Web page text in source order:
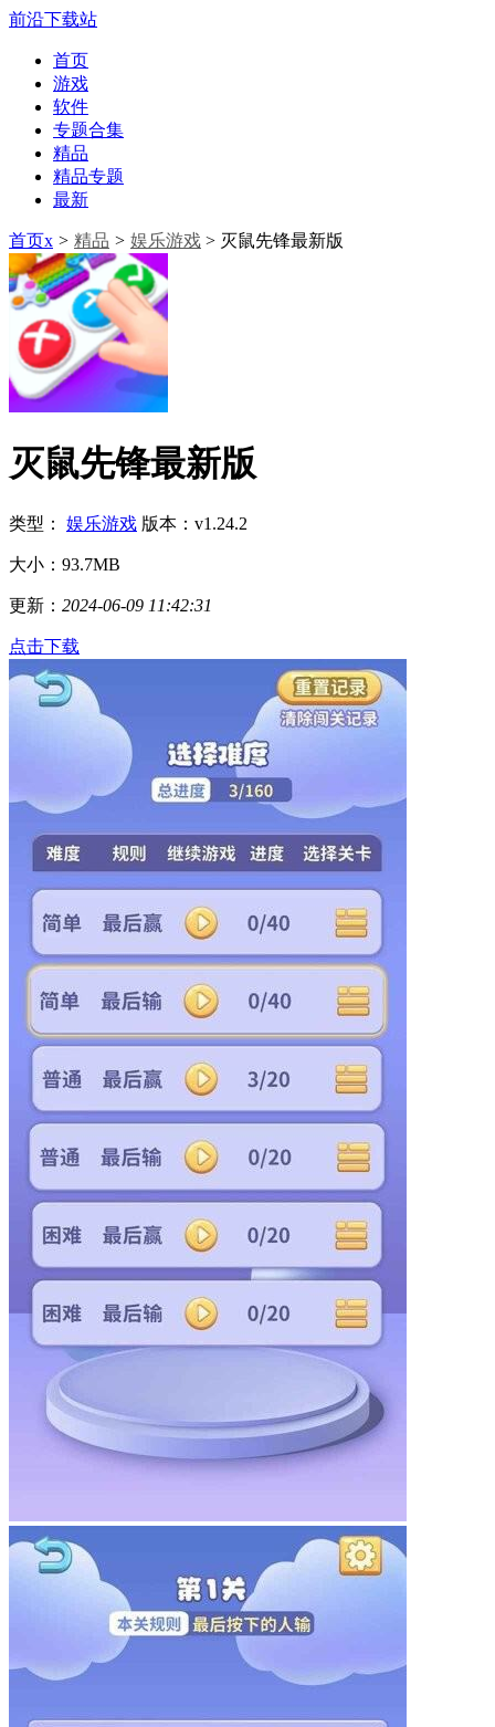
前沿下载站
首页
游戏
软件
专题合集
精品
精品专题
最新
首页x > 精品 > 娱乐游戏 > 灭鼠先锋最新版
灭鼠先锋最新版
类型： 娱乐游戏 版本：v1.24.2
大小：93.7MB
更新： 2024-06-09 11:42:31
点击下载